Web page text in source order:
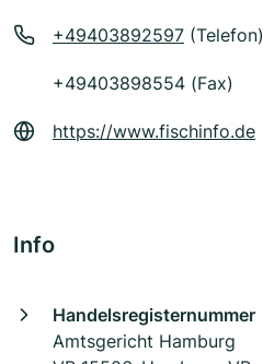
+49403892597 (Telefon)
+49403898554 (Fax)
https://www.fischinfo.de
Info
Handelsregisternummer
Amtsgericht Hamburg